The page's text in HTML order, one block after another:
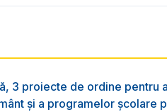
3 proiecte de ordine pentru
și a programelor școlare